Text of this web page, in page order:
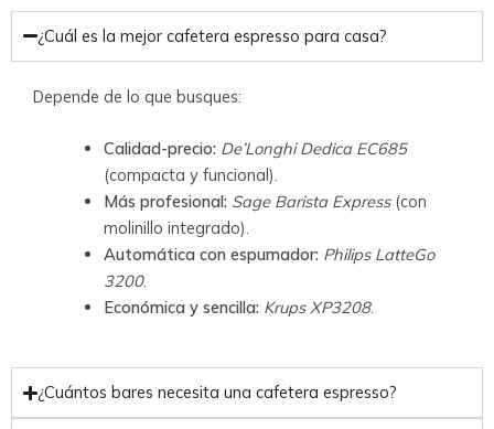
¿Cuál es la mejor cafetera espresso para casa?
Depende de lo que busques:
Calidad-precio: De’Longhi Dedica EC685
(compacta y funcional).
Más profesional: Sage Barista Express(con
molinillo integrado).
Automática con espumador: Philips LatteGo
3200.
Económica y sencilla: Krups XP3208.
¿Cuántos bares necesita una cafetera espresso?